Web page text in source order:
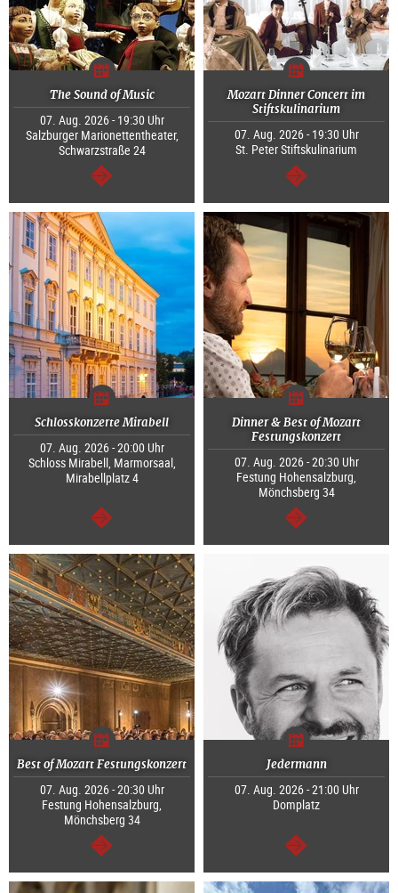
The Sound of Music
07. Aug. 2026 - 19:30 Uhr
Salzburger Marionettentheater,
Schwarzstraße 24
weiter
Mozart Dinner Concert im
Stiftskulinarium
07. Aug. 2026 - 19:30 Uhr
St. Peter Stiftskulinarium
weiter
Schlosskonzerte Mirabell
07. Aug. 2026 - 20:00 Uhr
Schloss Mirabell, Marmorsaal,
Mirabellplatz 4
weiter
Dinner & Best of Mozart
Festungskonzert
07. Aug. 2026 - 20:30 Uhr
Festung Hohensalzburg,
Mönchsberg 34
weiter
Best of Mozart Festungskonzert
07. Aug. 2026 - 20:30 Uhr
Festung Hohensalzburg,
Mönchsberg 34
weiter
Jedermann
07. Aug. 2026 - 21:00 Uhr
Domplatz
weiter